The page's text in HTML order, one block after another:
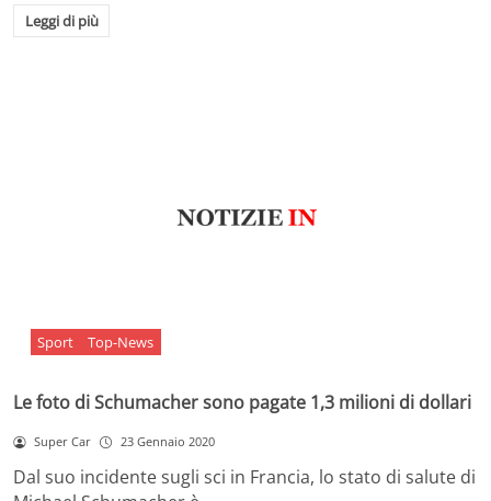
Leggi di più
Sport Top-News
Le foto di Schumacher sono pagate 1,3 milioni di dollari
Super Car 23 Gennaio 2020
Dal suo incidente sugli sci in Francia, lo stato di salute di